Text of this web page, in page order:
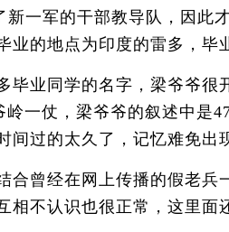
一军的干部教导队，因此
业的地点为印度的雷多，毕
业同学的名字，梁爷爷很
岭一仗，梁爷爷的叙述中是
间过的太久了，记忆难免出
曾经在网上传播的假老兵
相不认识也很正常，这里面